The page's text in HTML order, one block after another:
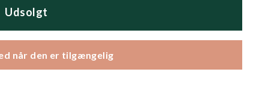
Udsolgt
når den er tilgængelig